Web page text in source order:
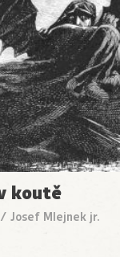
koutě
/ Josef Mlejnek jr.